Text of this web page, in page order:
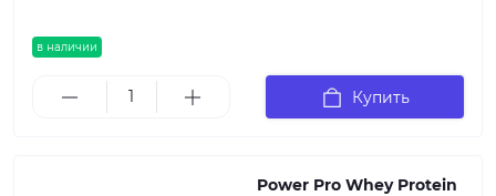
в наличии
Купить
Power Pro Whey Protein